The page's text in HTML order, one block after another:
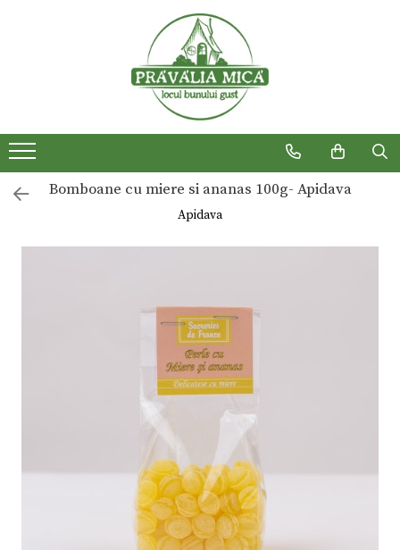
Bomboane cu miere si ananas 100g- Apidava
Apidava